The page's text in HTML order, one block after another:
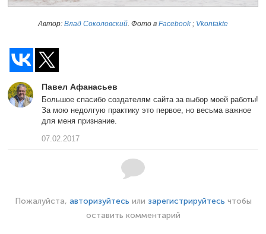
Автор: Влад Соколовский. Фото в Facebook; Vkontakte
Павел Афанасьев
Большое спасибо создателям сайта за выбор моей работы!
За мою недолгую практику это первое, но весьма важное
для меня признание.
07.02.2017
Пожалуйста, авторизуйтесь или зарегистрируйтесь чтобы
оставить комментарий